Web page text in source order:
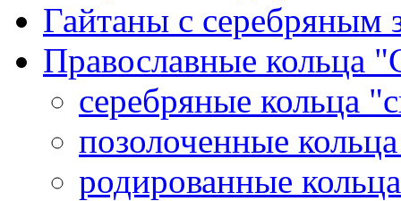
Гайтаны с серебряным
Православные кольца
серебряные кольца
позолоченные
родированные